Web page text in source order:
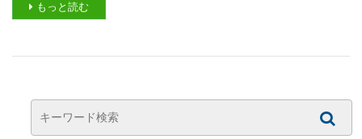
もっと読む